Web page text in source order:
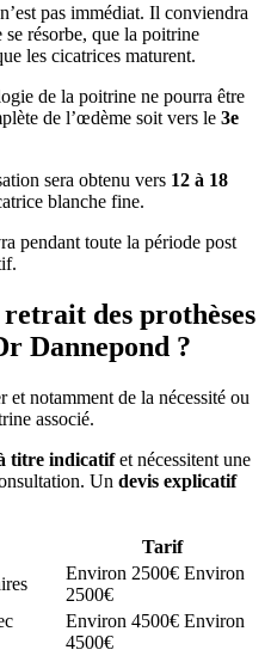
pas immédiat. Il conviendra
résorbe, que la poitrine
les cicatrices maturent.
de la poitrine ne pourra être
de l’œdème soit vers le 3e
sera obtenu vers 12 à 18
blanche fine.
pendant toute la période post
des prothèses
Dannepond ?
notamment de la nécessité ou
associé.
titre indicatifet nécessitent une
Un devis explicatif
Tarif
Environ 2500€ Environ
2500€
Environ 4500€ Environ
4500€